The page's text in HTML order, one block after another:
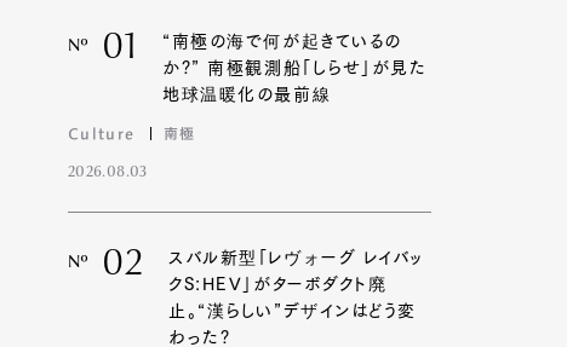
Nº 01
“南極の海で何が起きているの
か?” 南極観測船「しらせ」が見た
地球温暖化の最前線
Culture 南極
2026.08.03
Nº 02
スバル新型「レヴォーグ レイバッ
クS:HEV」がターボダクト廃
止。“漢らしい”デザインはどう変
わった?